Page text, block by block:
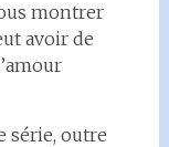
montrer
avoir de
série, outre